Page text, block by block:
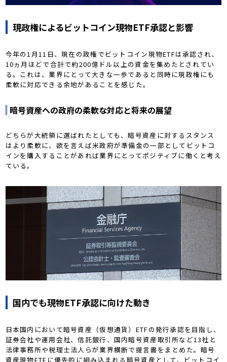
現政権によるビットコイン現物ETF承認と影響
今年の1月11日、現在の政権でビットコイン現物ETFは承認され、
10ヵ月ほどで合計で約200億ドル以上の資金を集めたとされてい
る。これは、業界にとって大きな一歩であると同時に現政権にも
柔軟に対応できる余地があることを感じた。
暗号資産への政府の柔軟な対応と将来の展望
どちらが大統領に選ばれたとしても、暗号資産に対するスタンス
はより柔軟に、欲を言えば米政府が準備金の一部としてビットコ
インを購入することがあれば業界にとってポジティブに働くと考え
ている。
国内でも現物ETF承認に向けた動き
日本国内において暗号資産（仮想通貨）ETFの発行承認を目指し、
証券会社や運用会社、信託銀行、国内暗号資産取引所など13社と
法律事務所や税理士法人らが業界横断で提言書をまとめた。暗号
資産現物ETFに優先的に組み込まれる暗号資産として、ビットコイ